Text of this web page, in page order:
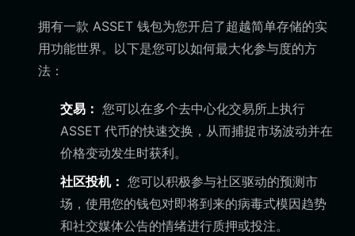
拥有一款 ASSET 钱包为您开启了超越简单存储的实
用功能世界。以下是您可以如何最大化参与度的方
法：
交易： 您可以在多个去中心化交易所上执行
ASSET 代币的快速交换，从而捕捉市场波动并在
价格变动发生时获利。
社区投机： 您可以积极参与社区驱动的预测市
场，使用您的钱包对即将到来的病毒式模因趋势
和社交媒体公告的情绪进行质押或投注。